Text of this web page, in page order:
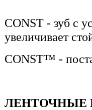
CONST - зуб с
увеличивает
CONST™ -
ЛЕНТОЧНЫЕ